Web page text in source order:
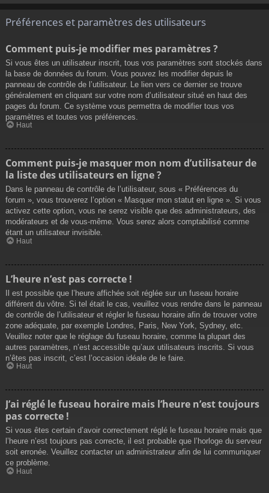
Préférences et paramètres des utilisateurs
Comment puis-je modifier mes paramètres ?
Si vous êtes un utilisateur inscrit, tous vos paramètres sont stockés dans
la base de données du forum. Vous pouvez les modifier depuis le
panneau de contrôle de l’utilisateur. Le lien vers ce dernier se trouve
généralement en cliquant sur votre nom d’utilisateur situé en haut des
pages du forum. Ce système vous permettra de modifier tous vos
paramètres et toutes vos préférences.
Haut
Comment puis-je masquer mon nom d’utilisateur de
la liste des utilisateurs en ligne ?
Dans le panneau de contrôle de l’utilisateur, sous « Préférences du
forum », vous trouverez l’option « Masquer mon statut en ligne ». Si vous
activez cette option, vous ne serez visible que des administrateurs, des
modérateurs et de vous-même. Vous serez alors comptabilisé comme
étant un utilisateur invisible.
Haut
L’heure n’est pas correcte !
Il est possible que l’heure affichée soit réglée sur un fuseau horaire
différent du vôtre. Si tel était le cas, veuillez vous rendre dans le panneau
de contrôle de l’utilisateur et régler le fuseau horaire afin de trouver votre
zone adéquate, par exemple Londres, Paris, New York, Sydney, etc.
Veuillez noter que le réglage du fuseau horaire, comme la plupart des
autres paramètres, n’est accessible qu’aux utilisateurs inscrits. Si vous
n’êtes pas inscrit, c’est l’occasion idéale de le faire.
Haut
J’ai réglé le fuseau horaire mais l’heure n’est toujours
pas correcte !
Si vous êtes certain d’avoir correctement réglé le fuseau horaire mais que
l’heure n’est toujours pas correcte, il est probable que l’horloge du serveur
soit erronée. Veuillez contacter un administrateur afin de lui communiquer
ce problème.
Haut